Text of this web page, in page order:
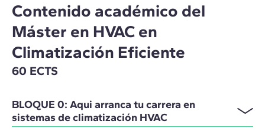
Contenido académico del
Máster en HVAC en
Climatización Eficiente
60 ECTS
BLOQUE 0: Aqui arranca tu carrera en
sistemas de climatización HVAC